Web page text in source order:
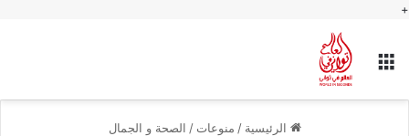
+
القائمة
الرئيسية / منوعات / الصحة و الجمال